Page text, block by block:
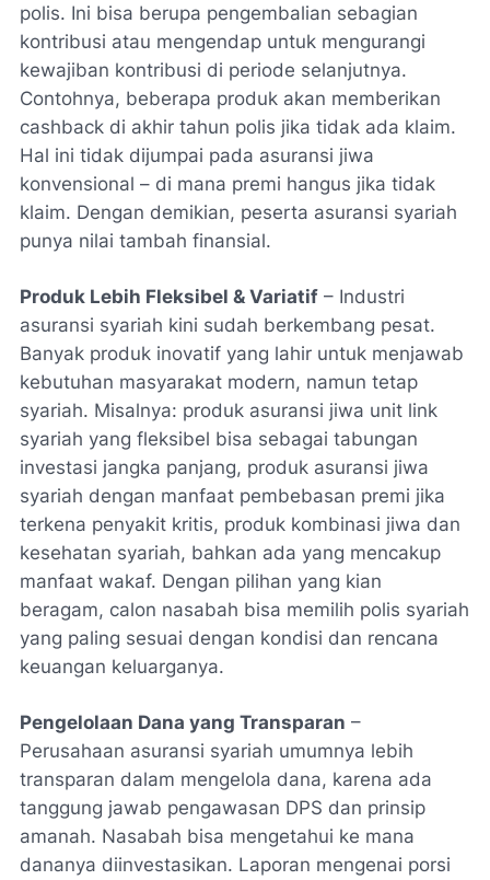
polis. Ini bisa berupa pengembalian sebagian
kontribusi atau mengendap untuk mengurangi
kewajiban kontribusi di periode selanjutnya.
Contohnya, beberapa produk akan memberikan
cashback di akhir tahun polis jika tidak ada klaim.
Hal ini tidak dijumpai pada asuransi jiwa
konvensional – di mana premi hangus jika tidak
klaim. Dengan demikian, peserta asuransi syariah
punya nilai tambah finansial.
Produk Lebih Fleksibel & Variatif – Industri
asuransi syariah kini sudah berkembang pesat.
Banyak produk inovatif yang lahir untuk menjawab
kebutuhan masyarakat modern, namun tetap
syariah. Misalnya: produk asuransi jiwa unit link
syariah yang fleksibel bisa sebagai tabungan
investasi jangka panjang, produk asuransi jiwa
syariah dengan manfaat pembebasan premi jika
terkena penyakit kritis, produk kombinasi jiwa dan
kesehatan syariah, bahkan ada yang mencakup
manfaat wakaf. Dengan pilihan yang kian
beragam, calon nasabah bisa memilih polis syariah
yang paling sesuai dengan kondisi dan rencana
keuangan keluarganya.
Pengelolaan Dana yang Transparan –
Perusahaan asuransi syariah umumnya lebih
transparan dalam mengelola dana, karena ada
tanggung jawab pengawasan DPS dan prinsip
amanah. Nasabah bisa mengetahui ke mana
dananya diinvestasikan. Laporan mengenai porsi